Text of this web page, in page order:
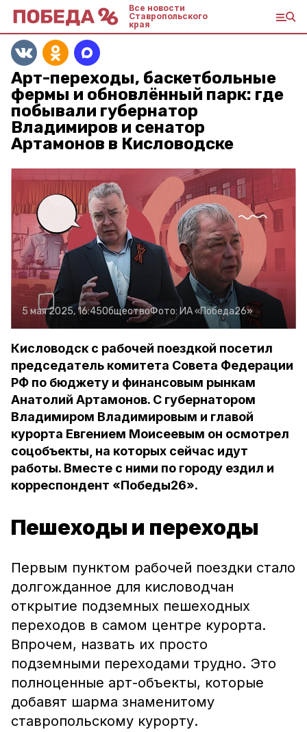
Все новости
Ставропольского
края
Арт-переходы, баскетбольные
фермы и обновлённый парк: где
побывали губернатор
Владимиров и сенатор
Артамонов в Кисловодске
5 мая 2025, 16:45ОбществоФото: ИА «Победа26»
Кисловодск с рабочей поездкой посетил
председатель комитета Совета Федерации
РФ по бюджету и финансовым рынкам
Анатолий Артамонов. С губернатором
Владимиром Владимировым и главой
курорта Евгением Моисеевым он осмотрел
соцобъекты, на которых сейчас идут
работы. Вместе с ними по городу ездил и
корреспондент «Победы26».
Пешеходы и переходы
Первым пунктом рабочей поездки стало
долгожданное для кисловодчан
открытие подземных пешеходных
переходов в самом центре курорта.
Впрочем, назвать их просто
подземными переходами трудно. Это
полноценные арт-объекты, которые
добавят шарма знаменитому
ставропольскому курорту.